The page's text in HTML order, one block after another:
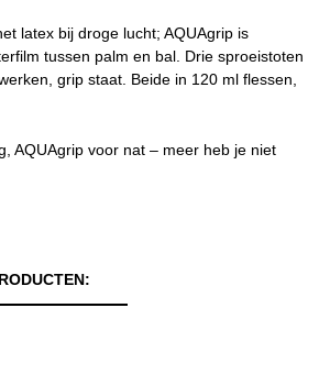
latex bij droge lucht; AQUAgrip is
tussen palm en bal. Drie sproeistoten
grip staat. Beide in 120 ml flessen,
AQUAgrip voor nat – meer heb je niet